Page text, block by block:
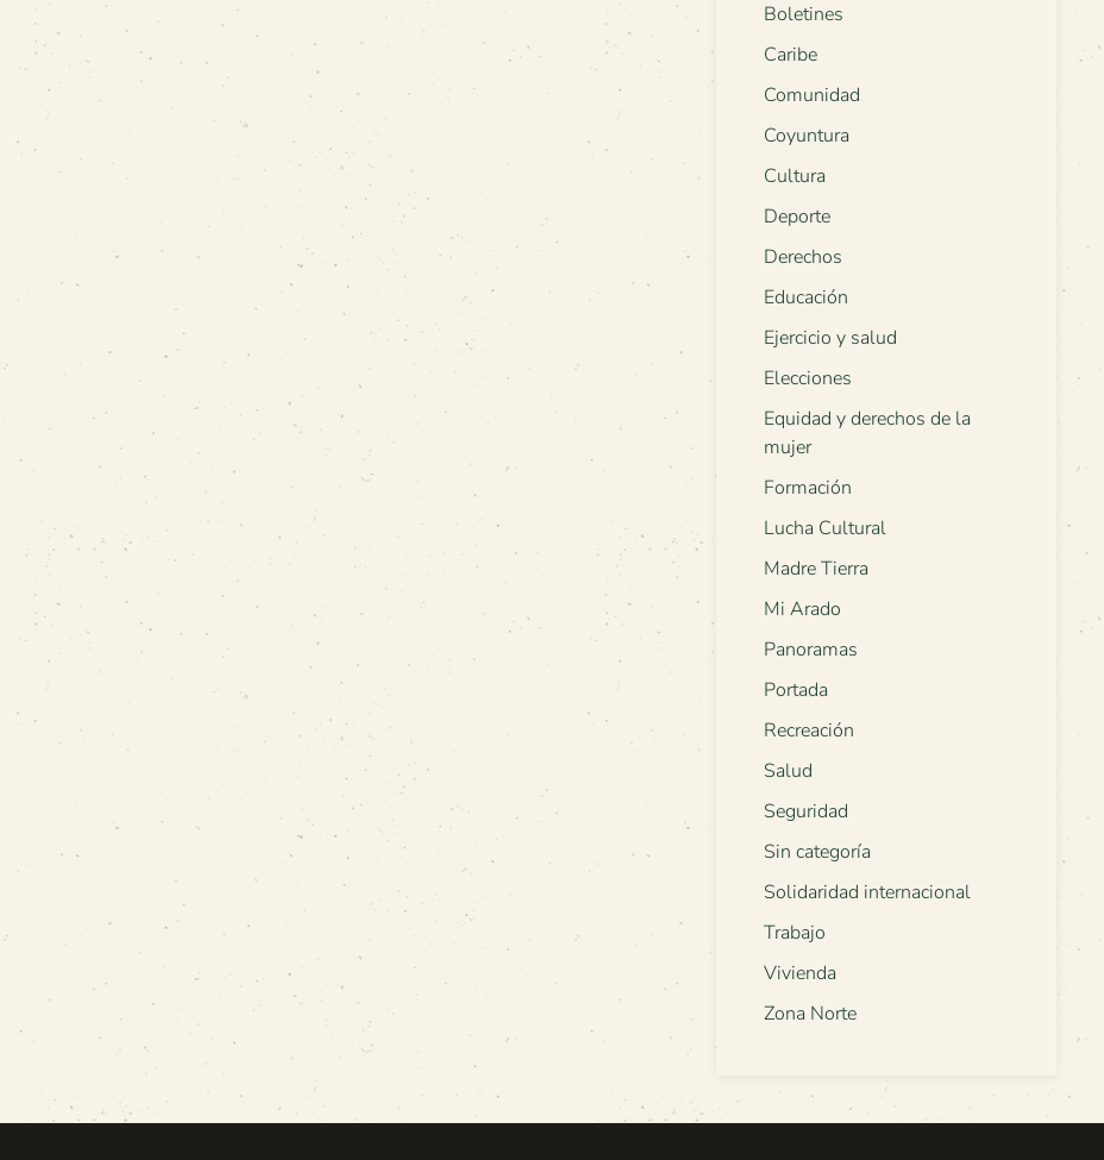
Boletines
Caribe
Comunidad
Coyuntura
Cultura
Deporte
Derechos
Educación
Ejercicio y salud
Elecciones
Equidad y derechos de la
mujer
Formación
Lucha Cultural
Madre Tierra
Mi Arado
Panoramas
Portada
Recreación
Salud
Seguridad
Sin categoría
Solidaridad internacional
Trabajo
Vivienda
Zona Norte